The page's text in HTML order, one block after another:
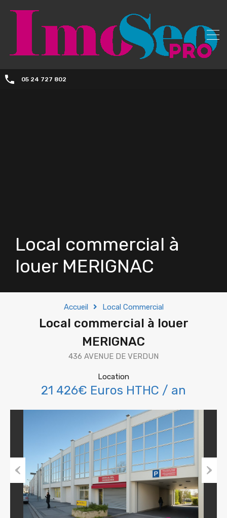
05 24 727 802
Local commercial à
louer MERIGNAC
Accueil Local Commercial
Local commercial à louer
MERIGNAC
436 AVENUE DE VERDUN
Location
21 426€ Euros HTHC / an
Previous